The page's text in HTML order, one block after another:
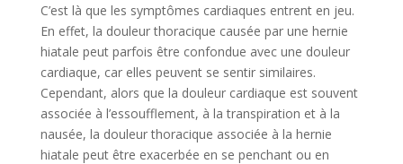
C’est là que les symptômes cardiaques entrent en jeu.
En effet, la douleur thoracique causée par une hernie
hiatale peut parfois être confondue avec une douleur
cardiaque, car elles peuvent se sentir similaires.
Cependant, alors que la douleur cardiaque est souvent
associée à l’essoufflement, à la transpiration et à la
nausée, la douleur thoracique associée à la hernie
hiatale peut être exacerbée en se penchant ou en